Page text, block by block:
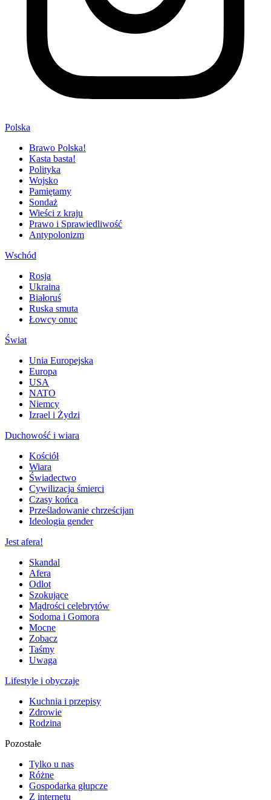
Polska
Brawo Polska!
Kasta basta!
Polityka
Wojsko
Pamiętamy
Sondaż
Wieści z kraju
Prawo i Sprawiedliwość
Antypolonizm
Wschód
Rosja
Ukraina
Białoruś
Ruska smuta
Łowcy onuc
Świat
Unia Europejska
Europa
USA
NATO
Niemcy
Izrael i Żydzi
Duchowość i wiara
Kościół
Wiara
Świadectwo
Cywilizacja śmierci
Czasy końca
Prześladowanie chrześcijan
Ideologia gender
Jest afera!
Skandal
Afera
Odlot
Szokujące
Mądrości celebrytów
Sodoma i Gomora
Mocne
Zobacz
Taśmy
Uwaga
Lifestyle i obyczaje
Kuchnia i przepisy
Zdrowie
Rodzina
Pozostałe
Tylko u nas
Różne
Gospodarka głupcze
Z internetu